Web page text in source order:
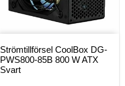
Strömtillförsel CoolBox DG-
PWS800-85B 800 W ATX
Svart